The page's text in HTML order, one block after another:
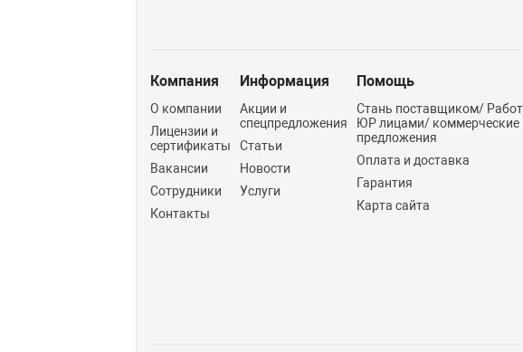
Компания
О компании
Лицензии и
сертификаты
Вакансии
Сотрудники
Контакты
Информация
Акции и
спецпредложения
Статьи
Новости
Услуги
Помощь
Стань поставщиком/
ЮР лицами/ коммерческие
предложения
Оплата и доставка
Гарантия
Карта сайта